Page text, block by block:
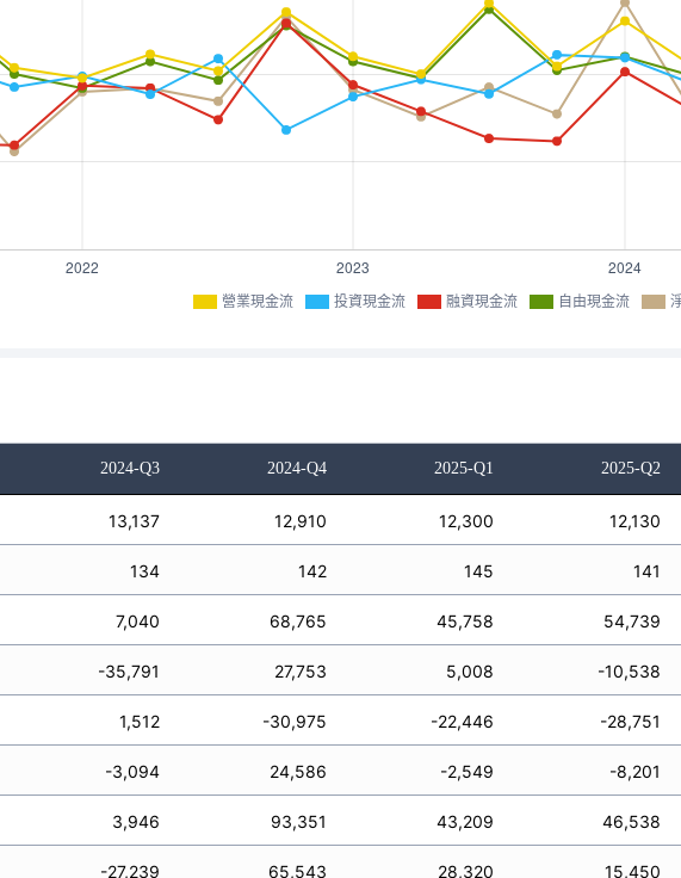
營業現金流 投資現金流 融資現金流 自由現金流
2024-Q3 2024-Q4 2025-Q1 2025-Q2
13,137 12,910 12,300 12,130
134 142 145 141
7,040 68,765 45,758 54,739
-35,791 27,753 5,008 -10,538
1,512 -30,975 -22,446 -28,751
-3,094 24,586 -2,549 -8,201
3,946 93,351 43,209 46,538
-27,239 65,543 28,320 15,450